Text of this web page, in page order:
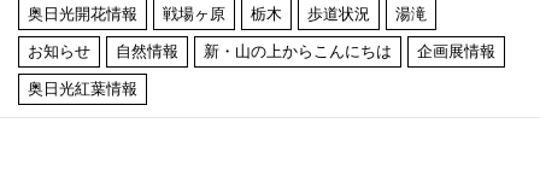
奥日光開花情報 戦場ヶ原 栃木 歩道状況 湯滝
お知らせ 自然情報 新・山の上からこんにちは 企画展情報
奥日光紅葉情報